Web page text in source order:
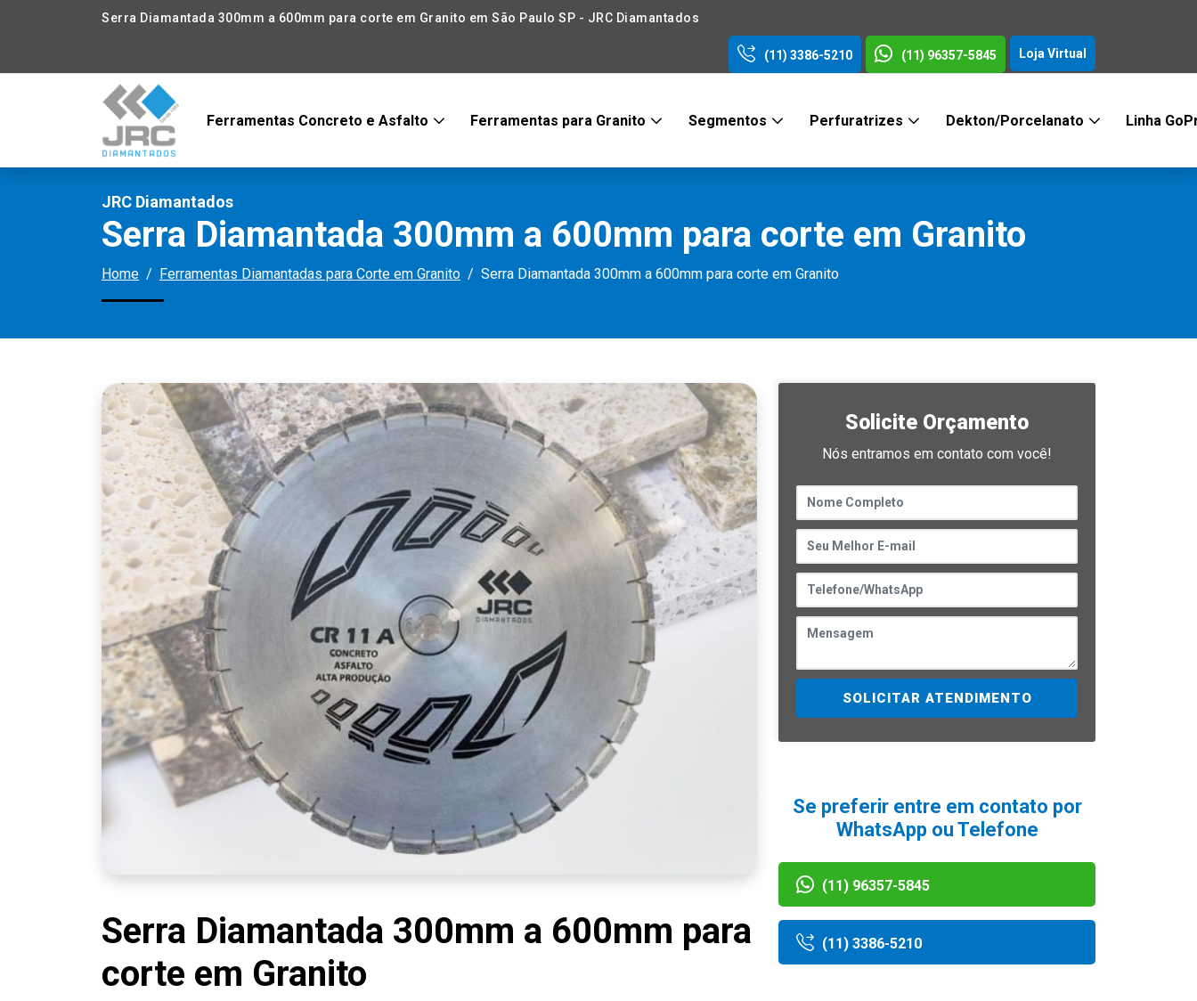
Serra Diamantada 300mm a 600mm para corte em Granito em São Paulo SP - JRC Diamantados
(11) 3386-5210 (11) 96357-5845 Loja Virtual
Ferramentas Concreto e Asfalto Ferramentas para Granito Segmentos Perfuratrizes Dekton/Porcelanato Linha
JRC Diamantados
Serra Diamantada 300mm a 600mm para corte em Granito
Home Ferramentas Diamantadas para Corte em Granito Serra Diamantada 300mm a 600mm para corte em Granito
Serra Diamantada 300mm a 600mm para
corte em Granito
Solicite Orçamento
Nós entramos em contato com você!
SOLICITAR ATENDIMENTO
Se preferir entre em contato por
WhatsApp ou Telefone
(11) 96357-5845
(11) 3386-5210